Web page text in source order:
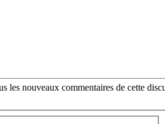
les nouveaux commentaires de cette